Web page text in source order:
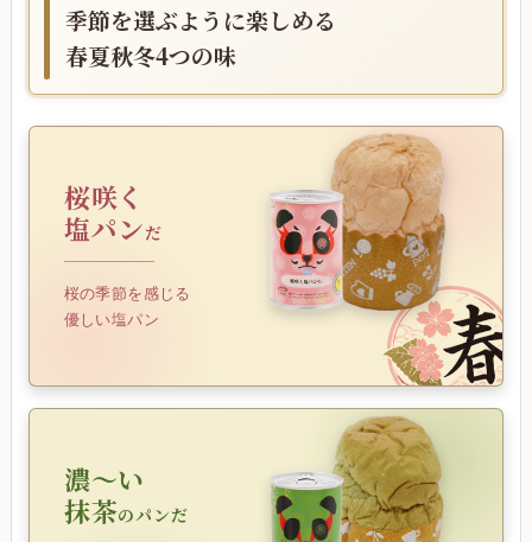
季節を選ぶように楽しめる
春夏秋冬4つの味
桜咲く
塩パンだ
桜の季節を感じる
優しい塩パン
濃～い
抹茶のパンだ